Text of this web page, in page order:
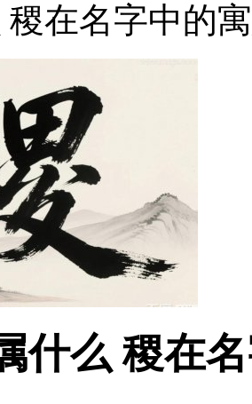
稷在名字中的
什么 稷在